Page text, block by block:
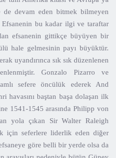
de devam eden bitmek bilmeyen
Efsanenin bu kadar ilgi ve taraftar
efsanenin gittikçe büyüyen bir
hale gelmesinin payı büyüktür.
uyandırınca sık sık düzenlenen
Gonzalo Pizarro ve
sefere öncülük ederek And
havasını baştan başa dolaşan ilk
1541-1545 arasında Philipp von
yola çıkan Sir Walter Raleigh
için seferlere liderlik eden diğer
göre belli bir yerde olsa da